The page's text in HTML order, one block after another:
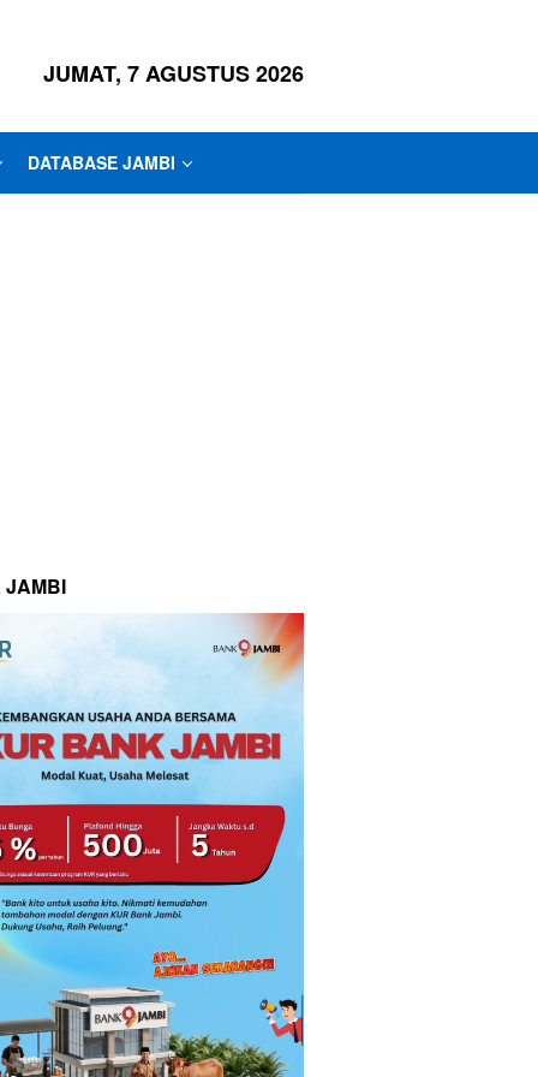
JUMAT, 7 AGUSTUS 2026
DATABASE JAMBI